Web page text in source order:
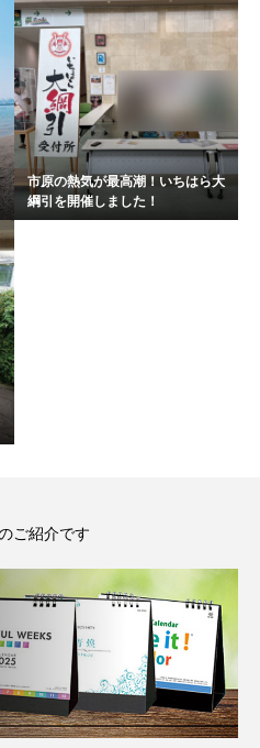
市原の熱気が最高潮！いちはら大
綱引を開催しました！
ご紹介です